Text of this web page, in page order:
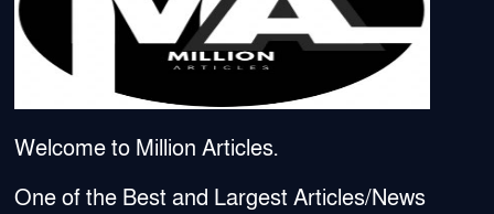
Welcome to Million Articles.
One of the Best and Largest Articles/News